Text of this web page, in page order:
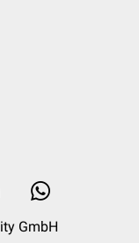
GmbH